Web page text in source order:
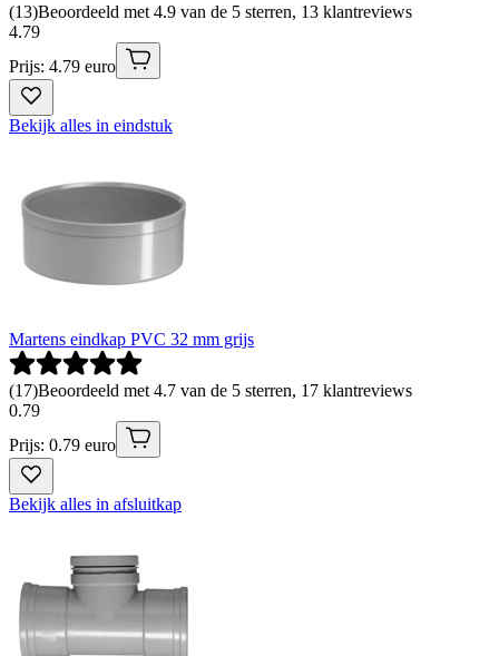
(13)Beoordeeld met 4.9 van de 5 sterren, 13 klantreviews
4.79
Prijs: 4.79 euro
Bekijk alles in eindstuk
Martens eindkap PVC 32 mm grijs
(17)Beoordeeld met 4.7 van de 5 sterren, 17 klantreviews
0.79
Prijs: 0.79 euro
Bekijk alles in afsluitkap